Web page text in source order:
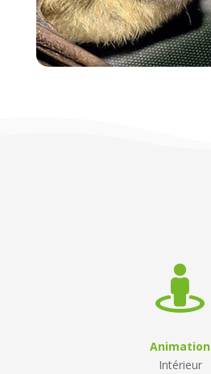

Animation
Intérieur